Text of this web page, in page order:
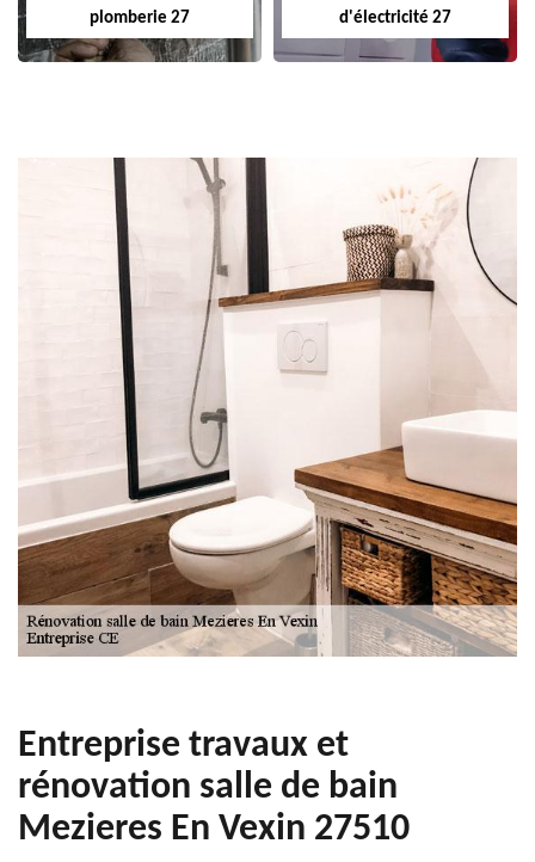
plomberie 27
d'électricité 27
Entreprise travaux et
rénovation salle de bain
Mezieres En Vexin 27510